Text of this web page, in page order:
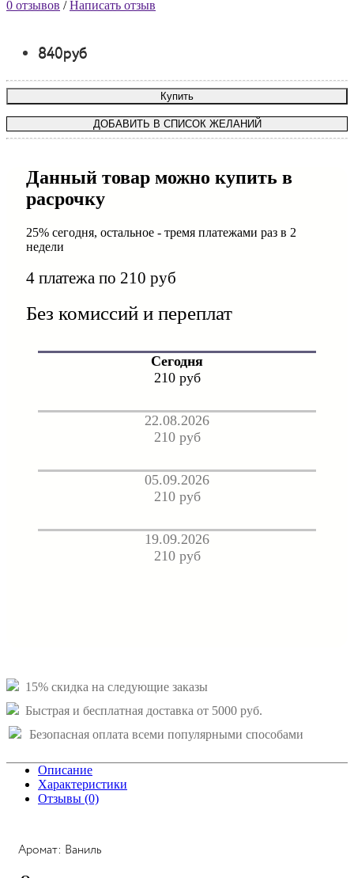
0 отзывов /Написать отзыв
840руб
Купить
ДОБАВИТЬ В СПИСОК ЖЕЛАНИЙ
Данный товар можно купить в
расрочку
25% сегодня, остальное - тремя платежами раз в 2
недели
4 платежа по 210 руб
Без комиссий и переплат
Сегодня
210 руб
22.08.2026
210 руб
05.09.2026
210 руб
19.09.2026
210 руб
15% скидка на следующие заказы
Быстрая и бесплатная доставка от 5000 руб.
Безопасная оплата всеми популярными способами
Описание
Характеристики
Отзывы (0)
Аромат: Ваниль